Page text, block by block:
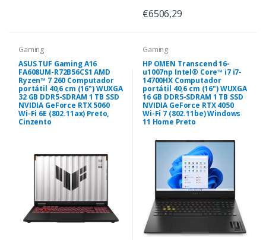
€6506,29
Gaming
ASUS TUF Gaming A16
FA608UM-R72B56CS1 AMD
Ryzen™ 7 260 Computador
portátil 40,6 cm (16") WUXGA
32 GB DDR5-SDRAM 1 TB SSD
NVIDIA GeForce RTX 5060
Wi-Fi 6E (802.11ax) Preto,
Cinzento
Gaming
HP OMEN Transcend 16-
u1007np Intel® Core™ i7 i7-
14700HX Computador
portátil 40,6 cm (16") WUXGA
16 GB DDR5-SDRAM 1 TB SSD
NVIDIA GeForce RTX 4050
Wi-Fi 7 (802.11be) Windows
11 Home Preto